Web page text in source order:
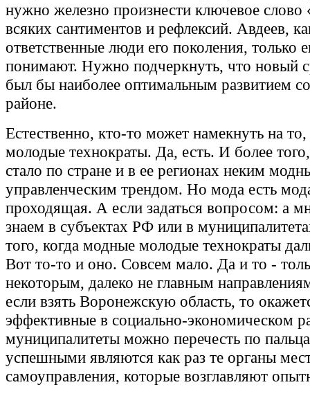
нужно железно произнести ключевое
всяких сантиментов и рефлексий. Авдеев,
ответственные люди его поколения, только
понимают. Нужно подчеркнуть, что новый
был бы наиболее оптимальным развитием
районе.
Естественно, кто-то может намекнуть на то,
молодые технократы. Да, есть. И более
стало по стране и в ее регионах неким
управленческим трендом. Но мода есть
проходящая. А если задаться вопросом: а
знаем в субъектах РФ или в
того, когда модные молодые технократы
Вот то-то и оно. Совсем мало. Да и то -
некоторым, далеко не главным
если взять Воронежскую область, то
эффективные в социально-экономическом
муниципалитеты можно перечесть по
успешными являются как раз те органы
самоуправления, которые возглавляют